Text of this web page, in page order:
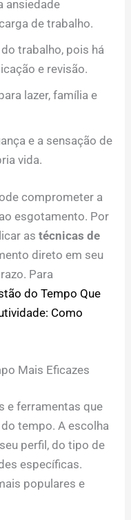
ansiedade
de trabalho.
trabalho, pois há
e revisão.
lazer, família e
e a sensação de
vida.
comprometer a
esgotamento. Por
astécnicas de
direto em seu
Para
do Tempo Que
Como
Mais Eficazes
e ferramentas que
tempo. A escolha
perfil, do tipo de
específicas.
populares e